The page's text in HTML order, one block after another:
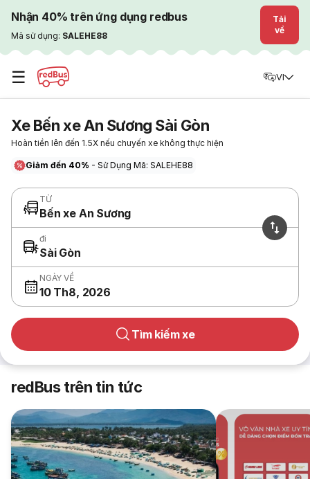
Nhận 40% trên ứng dụng redbus
Mã sử dụng: SALEHE88
Tải
về
☰ VI
Xe Bến xe An Sương Sài Gòn
Hoàn tiền lên đến 1.5X nếu chuyến xe không thực hiện
Giảm đến 40% - Sử Dụng Mã: SALEHE88
TỪ
Bến xe An Sương
đi
Sài Gòn
NGÀY VỀ
10 Th8, 2026
Tìm kiếm xe
redBus trên tin tức